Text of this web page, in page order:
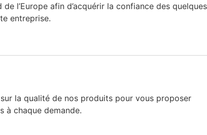
l’Europe afin d’acquérir la confiance des quelques
entreprise.
la qualité de nos produits pour vous proposer
à chaque demande.